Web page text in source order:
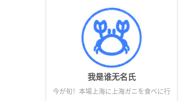
我是谁无名氏
今が旬！本場上海に上海ガニを食べに行